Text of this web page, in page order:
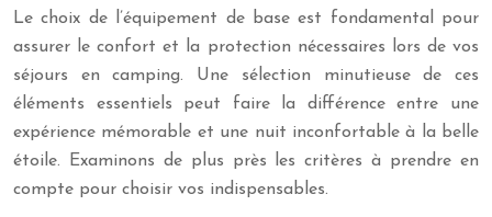
Le choix de l’équipement de base est fondamental pour
assurer le confort et la protection nécessaires lors de vos
séjours en camping. Une sélection minutieuse de ces
éléments essentiels peut faire la différence entre une
expérience mémorable et une nuit inconfortable à la belle
étoile. Examinons de plus près les critères à prendre en
compte pour choisir vos indispensables.